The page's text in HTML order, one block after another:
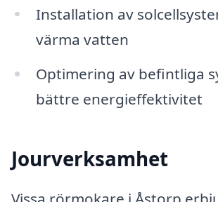
Installation av
värma vatten
Optimering av befintliga
bättre energieffektivitet
Jourverksamhet